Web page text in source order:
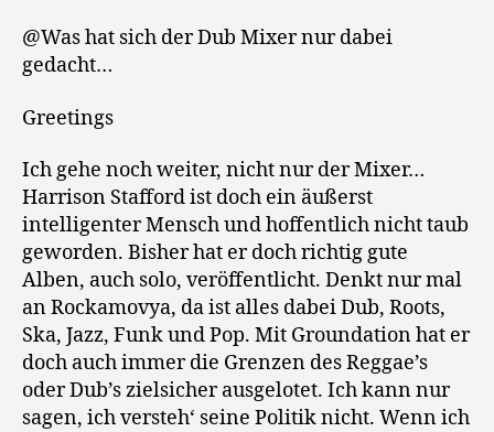
@Was hat sich der Dub Mixer nur dabei
gedacht…
Greetings
Ich gehe noch weiter, nicht nur der Mixer…
Harrison Stafford ist doch ein äußerst
intelligenter Mensch und hoffentlich nicht taub
geworden. Bisher hat er doch richtig gute
Alben, auch solo, veröffentlicht. Denkt nur mal
an Rockamovya, da ist alles dabei Dub, Roots,
Ska, Jazz, Funk und Pop. Mit Groundation hat er
doch auch immer die Grenzen des Reggae’s
oder Dub’s zielsicher ausgelotet. Ich kann nur
sagen, ich versteh‘ seine Politik nicht. Wenn ich